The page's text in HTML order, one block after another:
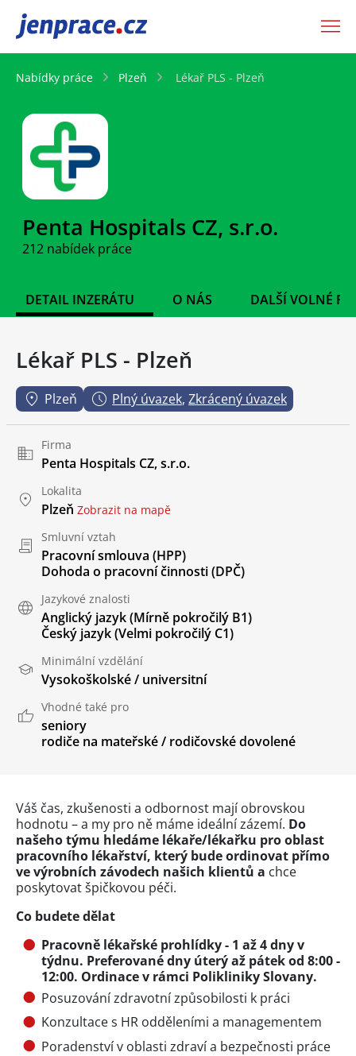
JenPráce.cz
Nabídky práce Plzeň Lékař PLS - Plzeň
Penta Hospitals CZ, s.r.o.
212 nabídek práce
DETAIL INZERÁTU O NÁS DALŠÍ VOLNÉ
Lékař PLS - Plzeň
Plzeň Plný úvazek, Zkrácený úvazek
Firma
Penta Hospitals CZ, s.r.o.
Lokalita
Plzeň Zobrazit na mapě
Smluvní vztah
Pracovní smlouva (HPP)
Dohoda o pracovní činnosti (DPČ)
Jazykové znalosti
Anglický jazyk(Mírně pokročilý B1)
Český jazyk(Velmi pokročilý C1)
Minimální vzdělání
Vysokoškolské / universitní
Vhodné také pro
seniory
rodiče na mateřské / rodičovské dovolené
Váš čas, zkušenosti a odbornost mají obrovskou
hodnotu – a my pro ně máme ideální zázemí. Do
našeho týmu hledáme lékaře/lékařku pro oblast
pracovního lékařství, který bude ordinovat přímo
ve výrobních závodech našich klientů a chce
poskytovat špičkovou péči.
Co budete dělat
Pracovně lékařské prohlídky - 1 až 4 dny v
týdnu. Preferované dny úterý až pátek od 8:00 -
12:00. Ordinace v rámci Polikliniky Slovany.
Posuzování zdravotní způsobilosti k práci
Konzultace s HR odděleními a managementem
Poradenství v oblasti zdraví a bezpečnosti práce